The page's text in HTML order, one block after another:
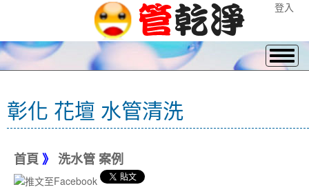
登入
彰化 花壇 水管清洗
首頁 》 洗水管 案例